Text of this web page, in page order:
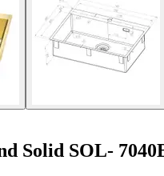
Solid SOL-